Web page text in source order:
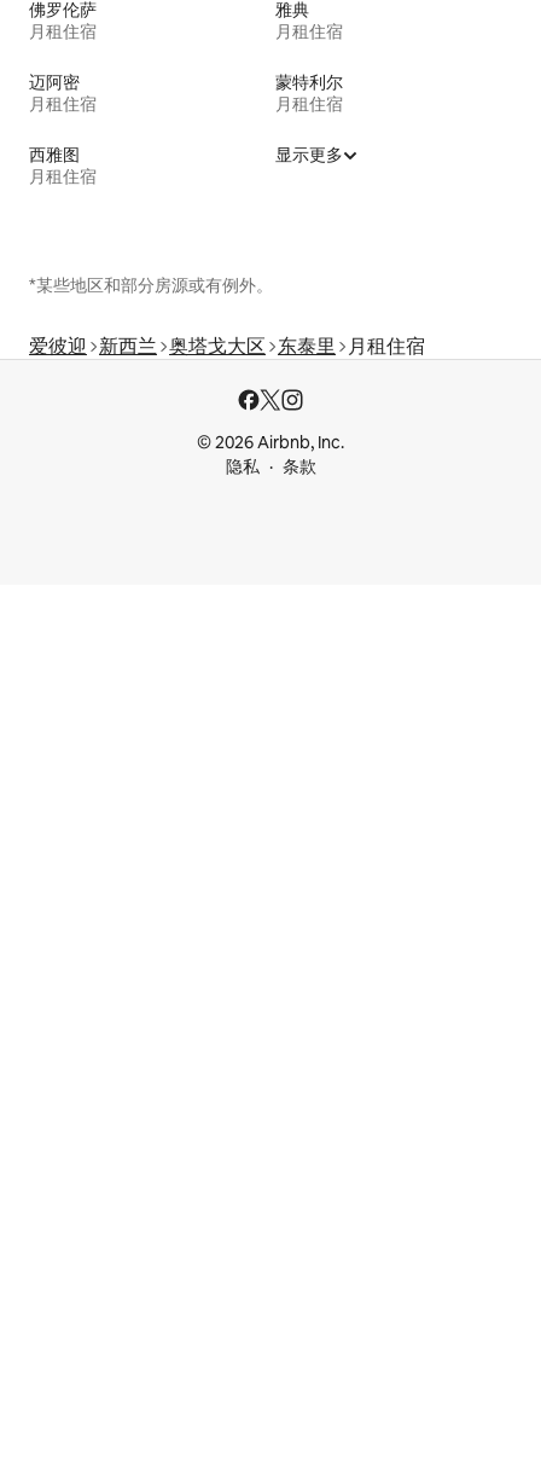
佛罗伦萨
月租住宿
雅典
月租住宿
迈阿密
月租住宿
蒙特利尔
月租住宿
西雅图
月租住宿
显示更多
*某些地区和部分房源或有例外。
爱彼迎 新西兰 奥塔戈大区 东泰里 月租住宿
© 2026 Airbnb, Inc.
隐私
条款